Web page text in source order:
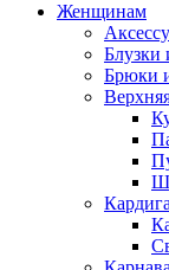
Женщинам
Блузки
Брюки